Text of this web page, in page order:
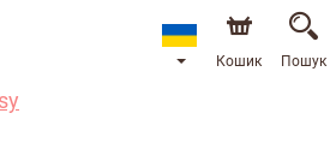
Кошик Пошук